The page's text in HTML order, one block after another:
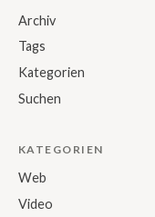
Archiv
Tags
Kategorien
Suchen
KATEGORIEN
Web
Video